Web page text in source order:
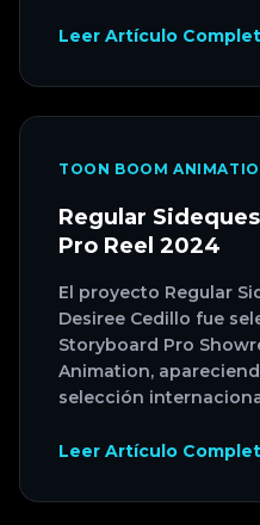
Leer Artículo
TOON BOOM
Regular
Pro Reel 2024
El proyecto Regular
Desiree Cedillo fue
Storyboard Pro
Animation,
selección
Leer Artículo